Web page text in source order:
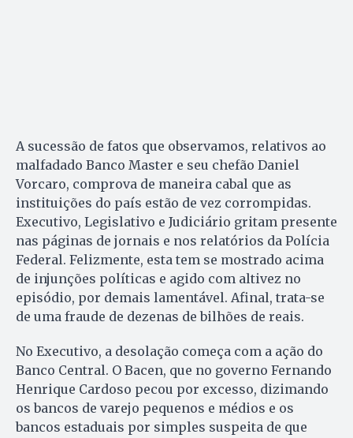
A sucessão de fatos que observamos, relativos ao
malfadado Banco Master e seu chefão Daniel
Vorcaro, comprova de maneira cabal que as
instituições do país estão de vez corrompidas.
Executivo, Legislativo e Judiciário gritam presente
nas páginas de jornais e nos relatórios da Polícia
Federal. Felizmente, esta tem se mostrado acima
de injunções políticas e agido com altivez no
episódio, por demais lamentável. Afinal, trata-se
de uma fraude de dezenas de bilhões de reais.
No Executivo, a desolação começa com a ação do
Banco Central. O Bacen, que no governo Fernando
Henrique Cardoso pecou por excesso, dizimando
os bancos de varejo pequenos e médios e os
bancos estaduais por simples suspeita de que